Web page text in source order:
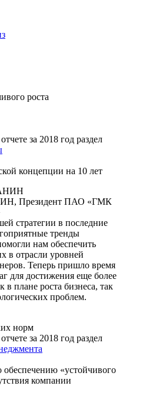
роста
за 2018 год раздел
концепции на 10 лет
Президент ПАО «ГМК
стратегии в последние
тренды
нам обеспечить
в отрасли уровней
Теперь пришло время
для достижения еще более
в плане роста бизнеса, так
проблем.
норм
за 2018 год раздел
«устойчивого
компании